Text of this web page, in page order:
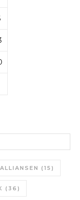
ALLIANSEN (15)
(36)